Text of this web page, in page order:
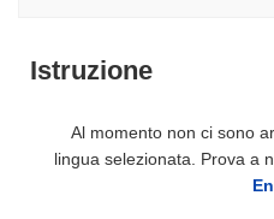
Istruzione
Al momento non ci sono
lingua selezionata. Prova a